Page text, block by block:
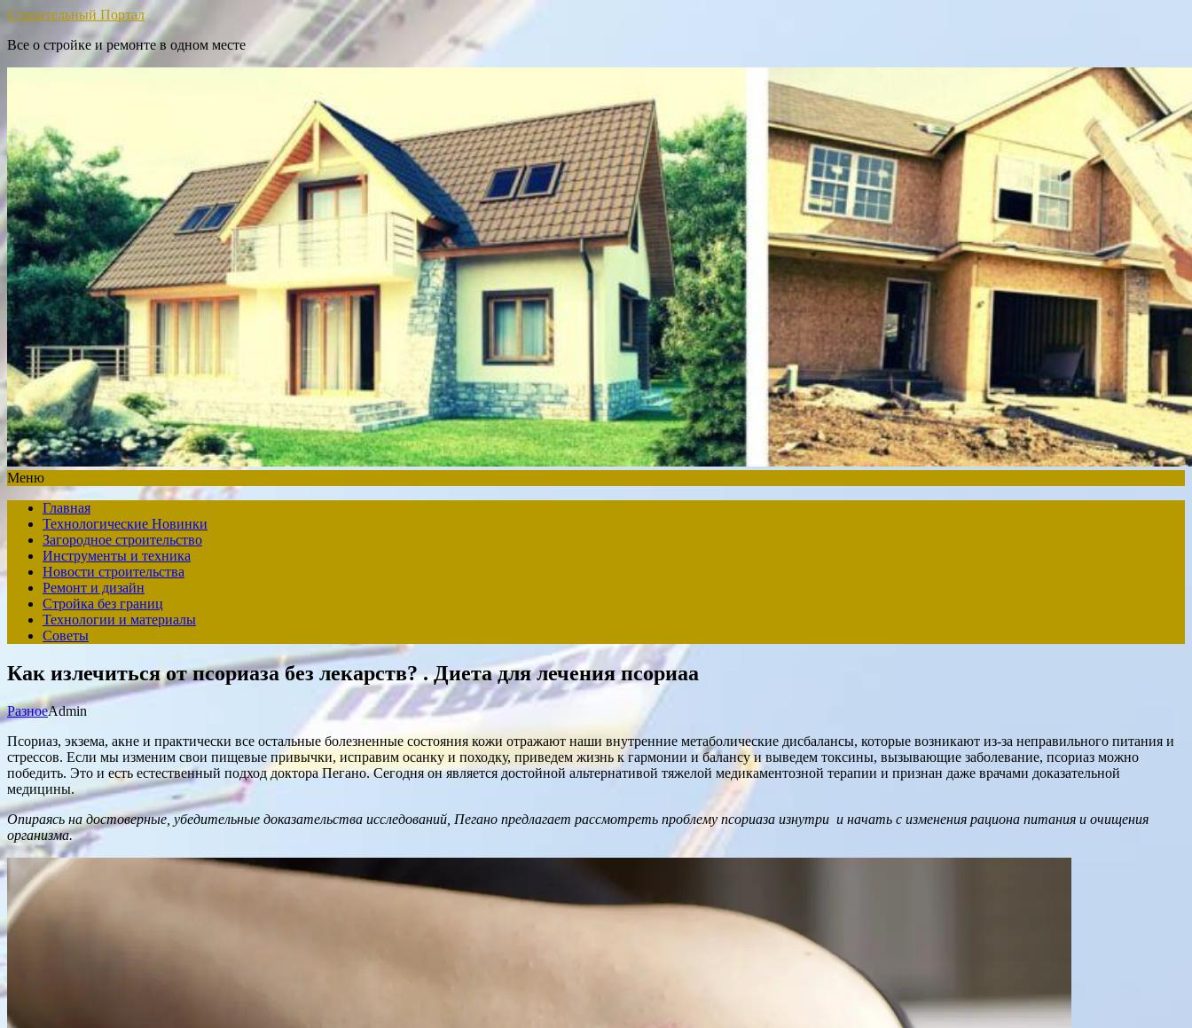
Строительный Портал
Все о стройке и ремонте в одном месте
Меню
Главная
Технологические Новинки
Загородное строительство
Инструменты и техника
Новости строительства
Ремонт и дизайн
Стройка без границ
Технологии и материалы
Советы
Как излечиться от псориаза без лекарств? . Диета для лечения псориаа
РазноеAdmin
Псориаз, экзема, акне и практически все остальные болезненные состояния кожи отражают наши внутренние метаболические дисбалансы, которые возникают из-за неправильного питания и
стрессов. Если мы изменим свои пищевые привычки, исправим осанку и походку, приведем жизнь к гармонии и балансу и выведем токсины, вызывающие заболевание, псориаз можно
победить. Это и есть естественный подход доктора Пегано. Сегодня он является достойной альтернативой тяжелой медикаментозной терапии и признан даже врачами доказательной
медицины.
Опираясь на достоверные, убедительные доказательства исследований, Пегано предлагает рассмотреть проблему псориаза изнутри и начать с изменения рациона питания и очищения
организма.